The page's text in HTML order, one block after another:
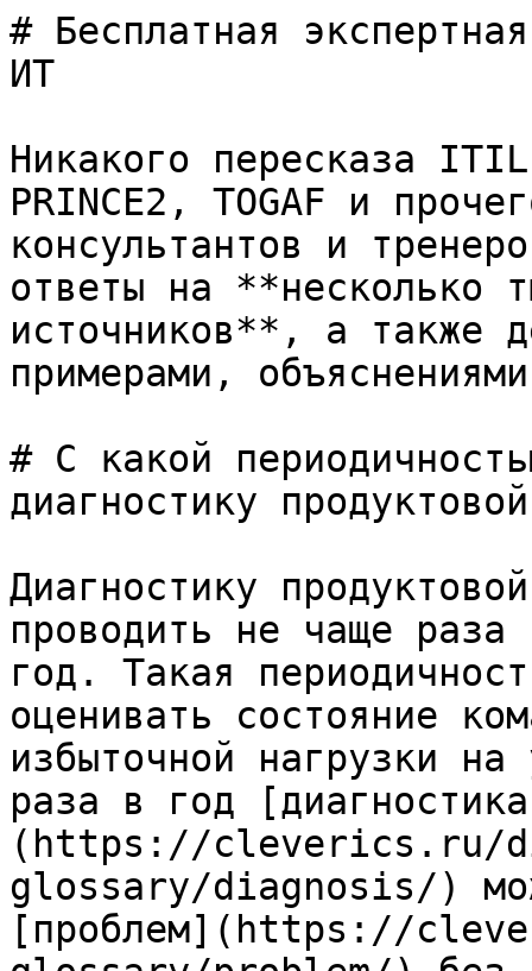
# Бесплатная
ИТ
Никакого пересказа
PRINCE2, TOGAF и
консультантов и
ответы на **несколько
источников**, а также
примерами,
# С какой
диагностику
Диагностику
проводить не чаще
год. Такая
оценивать состояние
избыточной нагрузки
раза в год
(https://cleverics.ru/
glossary/diagnosis/)
[проблем](https://